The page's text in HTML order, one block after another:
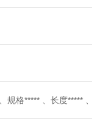
规格***** 、长度*****